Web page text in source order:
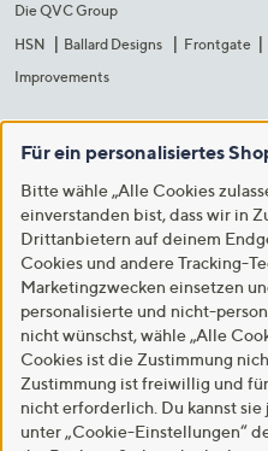
Die QVC Group
HSN
Ballard Designs Frontgate
Improvements
Für ein personalisiertes
Bitte wähle „Alle Cookies
einverstanden bist, dass wir in
Drittanbietern auf deinem
Cookies und andere Tracking-
Marketingzwecken einsetzen
personalisierte und nicht-
nicht wünschst, wähle „Alle
Cookies ist die Zustimmung
Zustimmung ist freiwillig und
nicht erforderlich. Du kannst
unter „Cookie-Einstellungen“